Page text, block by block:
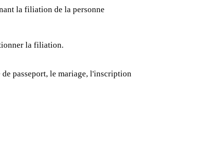
la filiation de la personne
la filiation.
de passeport, le mariage, l'inscription